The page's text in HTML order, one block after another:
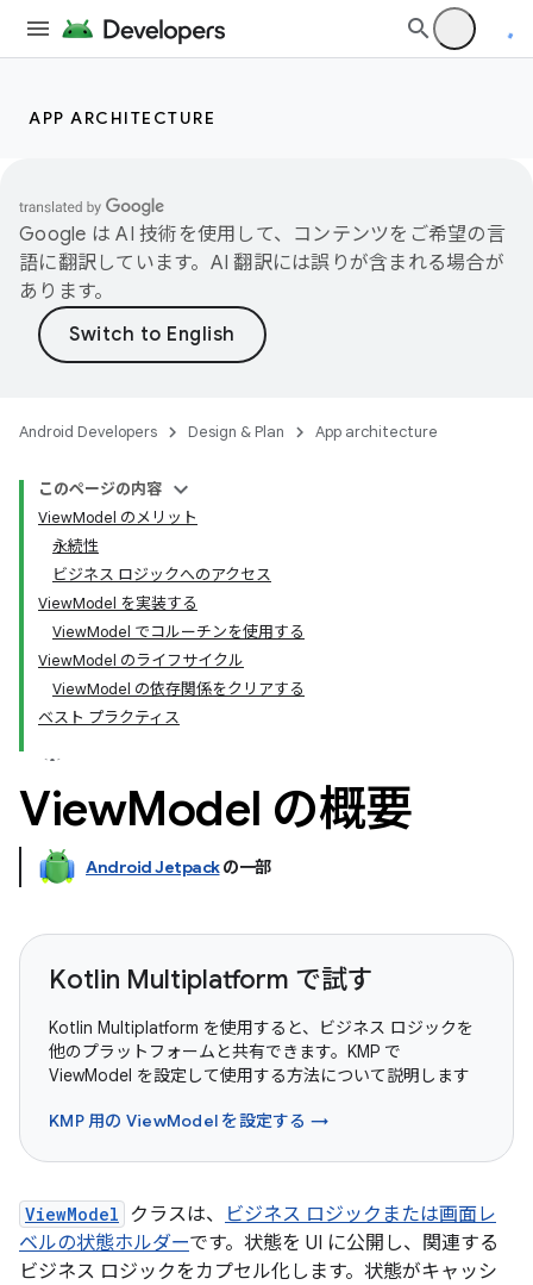
APP ARCHITECTURE
Google は AI 技術を使用して、コンテンツをご希望の言
語に翻訳しています。AI 翻訳には誤りが含まれる場合が
あります。
Android Developers Design & Plan App architecture
このページの内容
ViewModel のメリット
永続性
ビジネス ロジックへのアクセス
ViewModel を実装する
ViewModel でコルーチンを使用する
ViewModel のライフサイクル
ViewModel の依存関係をクリアする
ベスト プラクティス
ViewModel の概要
Android Jetpackの一部
Kotlin Multiplatform で試す
Kotlin Multiplatform を使用すると、ビジネス ロジックを
他のプラットフォームと共有できます。KMP で
ViewModel を設定して使用する方法について説明します
KMP 用の ViewModel を設定する →
ViewModel クラスは、
ビジネス ロジックまたは画面レ
ベルの状態ホルダーです。状態を UI に公開し、関連する
ビジネス ロジックをカプセル化します。状態がキャッシ